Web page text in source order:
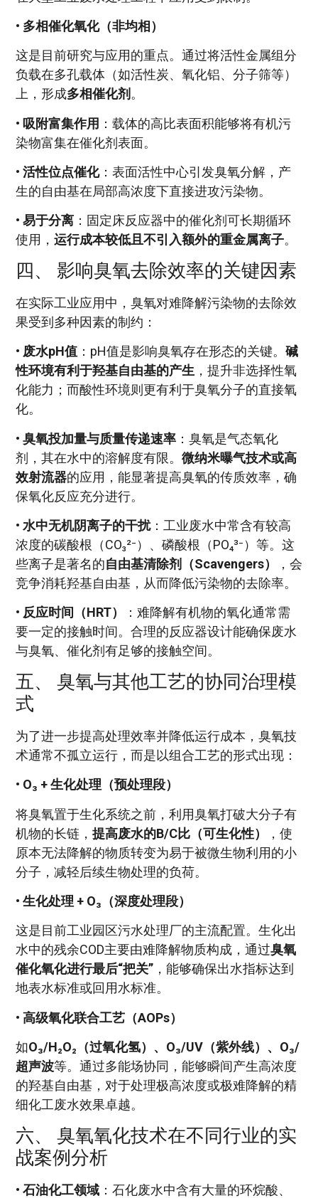
• 多相催化氧化（非均相）
这是目前研究与应用的重点。通过将活性金属组分
负载在多孔载体（如活性炭、氧化铝、分子筛等）
上，形成多相催化剂。
• 吸附富集作用 ：载体的高比表面积能够将有机污
染物富集在催化剂表面。
• 活性位点催化：表面活性中心引发臭氧分解，产
生的自由基在局部高浓度下直接进攻污染物。
• 易于分离 ：固定床反应器中的催化剂可长期循环
使用， 运行成本较低且不引入额外的重金属离子。
四、 影响臭氧去除效率的关键因素
在实际工业应用中，臭氧对难降解污染物的去除效
果受到多种因素的制约：
• 废水pH值 ：pH值是影响臭氧存在形态的关键。 碱
性环境有利于羟基自由基的产生 ，提升非选择性氧
化能力；而酸性环境则更有利于臭氧分子的直接氧
化。
• 臭氧投加量与质量传递速率 ：臭氧是气态氧化
剂，其在水中的溶解度有限。 微纳米曝气技术或高
效射流器的应用，能显著提高臭氧的传质效率，确
保氧化反应充分进行。
• 水中无机阴离子的干扰：工业废水中常含有较高
浓度的碳酸根（CO₃²⁻）、磷酸根（PO₄³⁻）等。这
些离子是著名的自由基清除剂（Scavengers）
，会
竞争消耗羟基自由基，从而降低污染物的去除率。
• 反应时间（HRT）
：难降解有机物的氧化通常需
要一定的接触时间。合理的反应器设计能确保废水
与臭氧、催化剂有足够的接触空间。
五、 臭氧与其他工艺的协同治理模
式
为了进一步提高处理效率并降低运行成本，臭氧技
术通常不孤立运行，而是以组合工艺的形式出现：
• O₃ + 生化处理（预处理段）
将臭氧置于生化系统之前，利用臭氧打破大分子有
机物的长链， 提高废水的B/C比（可生化性）
，使
原本无法降解的物质转变为易于被微生物利用的小
分子，减轻后续生物处理的负荷。
• 生化处理 + O₃（深度处理段）
这是目前工业园区污水处理厂的主流配置。生化出
水中的残余COD主要由难降解物质构成，通过臭氧
催化氧化进行最后“把关” ，能够确保出水指标达到
地表水标准或回用水标准。
• 高级氧化联合工艺（AOPs）
如O₃/H₂O₂（过氧化氢）、O₃/UV（紫外线）、O₃/
超声波等。通过多能场协同，能够瞬间产生高浓度
的羟基自由基，对于处理极高浓度或极难降解的精
细化工废水效果卓越。
六、 臭氧氧化技术在不同行业的实
战案例分析
• 石油化工领域 ：石化废水中含有大量的环烷酸、